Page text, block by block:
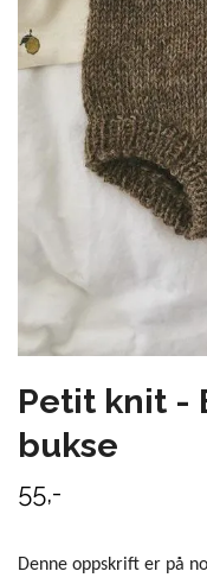
Petit knit -
bukse
55,-
Denne oppskrift er på